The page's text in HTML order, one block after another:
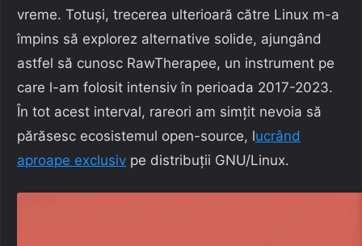
vreme. Totuși, trecerea ulterioară către Linux m-a
împins să explorez alternative solide, ajungând
astfel să cunosc RawTherapee, un instrument pe
care l-am folosit intensiv în perioada 2017-2023.
În tot acest interval, rareori am simțit nevoia să
părăsesc ecosistemul open-source, lucrând
aproape exclusiv pe distribuții GNU/Linux.